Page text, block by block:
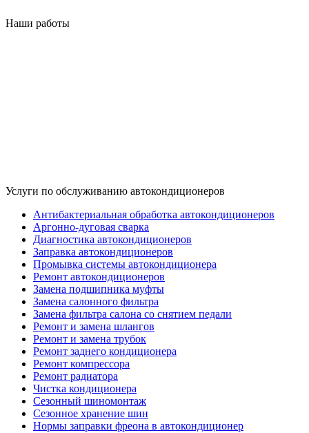
Наши работы
Услуги по обслуживанию автокондиционеров
Антибактериальная обработка автокондиционеров
Аргонно-дуговая сварка
Диагностика автокондиционеров
Заправка автокондиционеров
Промывка системы автокондиционера
Ремонт автокондиционеров
Замена подшипника муфты
Замена салонного фильтра
Замена фильтра салона со снятием педали
Ремонт и замена шлангов
Ремонт и замена трубок
Ремонт заднего кондиционера
Ремонт компрессора
Ремонт радиатора
Чистка кондиционера
Сезонный шиномонтаж
Сезонное хранение шин
Нормы заправки фреона в автокондиционер